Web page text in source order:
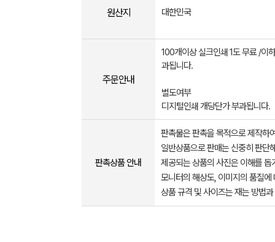
원산지 대한민국
주문안내
100개이상 실크인쇄 1도 무료 /이
과됩니다.
별도여부
디지털인쇄 개당단가 부과됩니다.
판촉상품 안내
판촉물은 판촉을 목적으로 제작하
일반상품으로 판매는 신중히 판단
제공되는 상품의 사진은 이해를
모니터의 해상도, 이미지의 품질
상품 규격 및 사이즈는 재는 방법